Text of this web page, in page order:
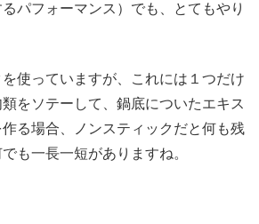
パフォーマンス）でも、とてもやり
使っていますが、これには１つだけ
をソテーして、鍋底についたエキス
る場合、ノンスティックだと何も残
も一長一短がありますね。